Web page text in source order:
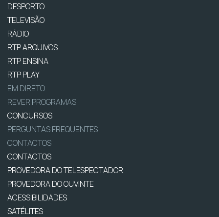
DESPORTO
TELEVISÃO
RÁDIO
RTP ARQUIVOS
RTP ENSINA
RTP PLAY
EM DIRETO
REVER PROGRAMAS
CONCURSOS
PERGUNTAS FREQUENTES
CONTACTOS
CONTACTOS
PROVEDORA DO TELESPECTADOR
PROVEDORA DO OUVINTE
ACESSIBILIDADES
SATÉLITES